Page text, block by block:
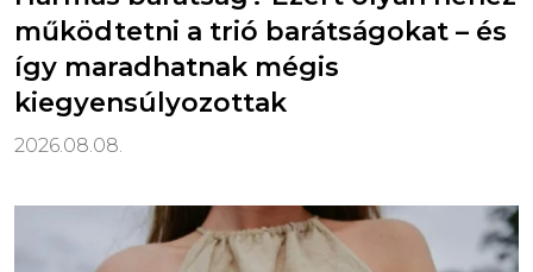
működtetni a trió barátságokat – és
így maradhatnak mégis
kiegyensúlyozottak
2026.08.08.